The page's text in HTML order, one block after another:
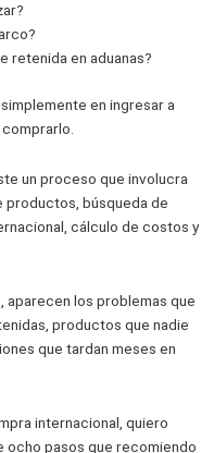
retenida en aduanas?
en ingresar a
un proceso que involucra
productos, búsqueda de
cálculo de costos y
aparecen los problemas que
productos que nadie
que tardan meses en
internacional, quiero
pasos que recomiendo